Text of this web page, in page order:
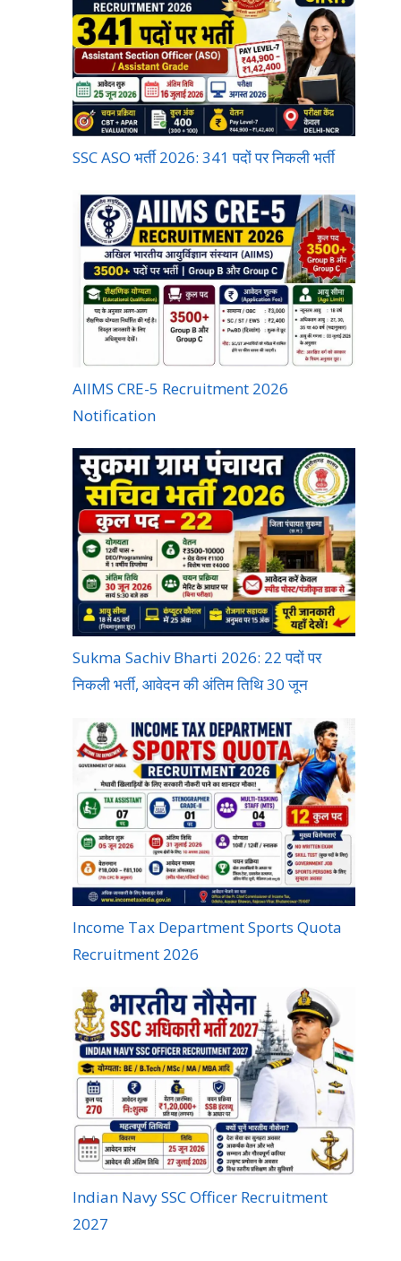
SSC ASO भर्ती 2026: 341 पदों पर निकली भर्ती
AIIMS CRE-5 Recruitment 2026
Notification
Sukma Sachiv Bharti 2026: 22 पदों पर
निकली भर्ती, आवेदन की अंतिम तिथि 30 जून
Income Tax Department Sports Quota
Recruitment 2026
Indian Navy SSC Officer Recruitment
2027